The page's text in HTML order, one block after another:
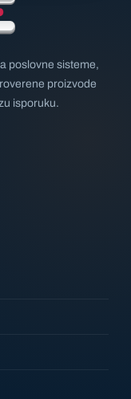
poslovne sisteme,
proizvode
isporuku.